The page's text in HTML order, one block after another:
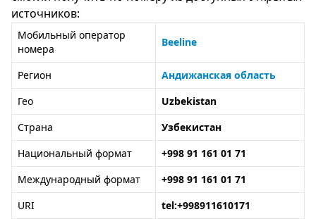
источников:
Мобильный оператор
номера
Beeline
Регион
Андижанская область
Гео
Uzbekistan
Страна
Узбекистан
Национальный формат
+998 91 161 01 71
Международный формат
+998 91 161 01 71
URI
tel:+998911610171